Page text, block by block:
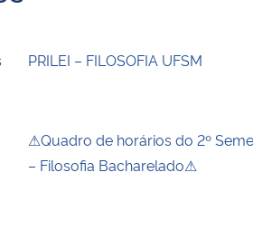
PRILEI – FILOSOFIA UFSM
⚠Quadro de horários do 2º
– Filosofia Bacharelado⚠